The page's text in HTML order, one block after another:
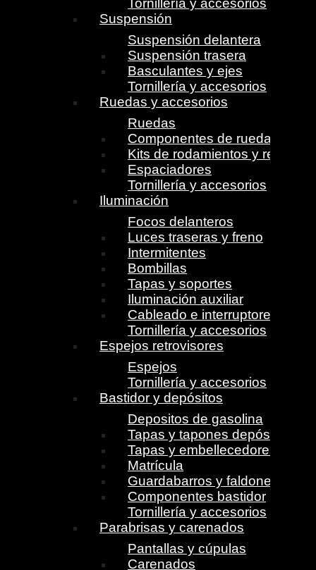
Tornillería y accesorios
Suspensión
Suspensión delantera
Suspensión trasera
Basculantes y ejes
Tornillería y accesorios
Ruedas y accesorios
Ruedas
Componentes de ruedas
Kits de rodamientos y retenes
Espaciadores
Tornillería y accesorios
Iluminación
Focos delanteros
Luces traseras y freno
Intermitentes
Bombillas
Tapas y soportes
Iluminación auxiliar
Cableado e interruptores
Tornillería y accesorios
Espejos retrovisores
Espejos
Tornillería y accesorios
Bastidor y depósitos
Depositos de gasolina
Tapas y tapones depósito
Tapas y embellecedores
Matrícula
Guardabarros y faldones
Componentes bastidor
Tornillería y accesorios
Parabrisas y carenados
Pantallas y cúpulas
Carenados